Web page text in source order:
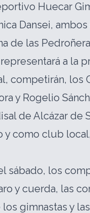
Huecar
Dansei,
de las
a la
competirán, los
y Rogelio
de Alcázar de
y como club
sábado, los
y cuerda, las
gimnastas y